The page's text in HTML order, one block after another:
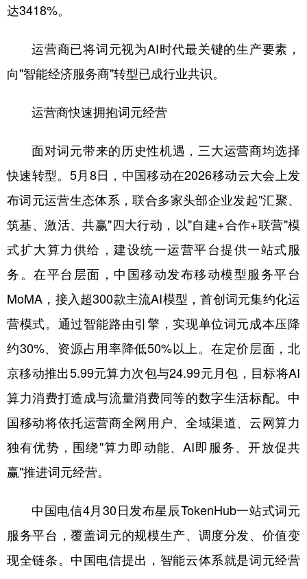
陕西 甘肃 青海 宁夏
新疆 内蒙古 黑龙江
Deutsch Português
达3418%。
运营商已将词元视为AI时代最关键的生产要素，
向"智能经济服务商"转型已成行业共识。
运营商快速拥抱词元经营
面对词元带来的历史性机遇，三大运营商均选择
快速转型。5月8日，中国移动在2026移动云大会上发
布词元运营生态体系，联合多家头部企业发起"汇聚、
筑基、激活、共赢"四大行动，以"自建+合作+联营"模
式扩大算力供给，建设统一运营平台提供一站式服
务。在平台层面，中国移动发布移动模型服务平台
MoMA，接入超300款主流AI模型，首创词元集约化运
营模式。通过智能路由引擎，实现单位词元成本压降
约30%、资源占用率降低50%以上。在定价层面，北
京移动推出5.99元算力次包与24.99元月包，目标将AI
算力消费打造成与流量消费同等的数字生活标配。中
国移动将依托运营商全网用户、全域渠道、云网算力
独有优势，围绕"算力即动能、AI即服务、开放促共
赢"推进词元经营。
中国电信4月30日发布星辰TokenHub一站式词元
服务平台，覆盖词元的规模生产、调度分发、价值变
现全链条。中国电信提出，智能云体系就是词元经营